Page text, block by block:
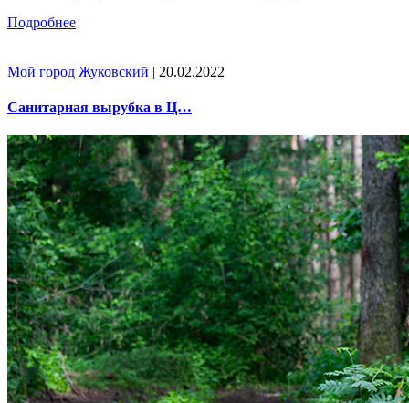
Подробнее
Мой город Жуковский | 20.02.2022
Санитарная вырубка в Ц…